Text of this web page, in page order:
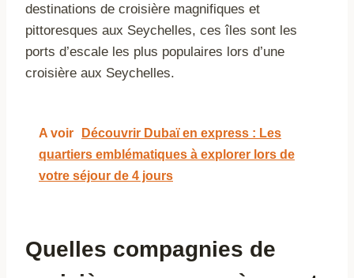
destinations de croisière magnifiques et
pittoresques aux Seychelles, ces îles sont les
ports d’escale les plus populaires lors d’une
croisière aux Seychelles.
A voir
Découvrir Dubaï en express : Les
quartiers emblématiques à explorer lors de
votre séjour de 4 jours
Quelles compagnies de